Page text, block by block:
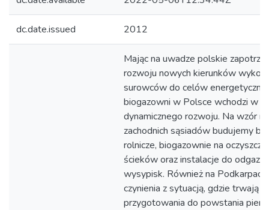
dc.date.issued 2012
Mając na uwadze polskie
rozwoju nowych kierunków
surowców do celów
biogazowni w Polsce wchodzi w
dynamicznego rozwoju. Na wzór
zachodnich sąsiadów budujemy
rolnicze, biogazownie na
ścieków oraz instalacje do
wysypisk. Również na
czynienia z sytuacją, gdzie trwają
przygotowania do powstania